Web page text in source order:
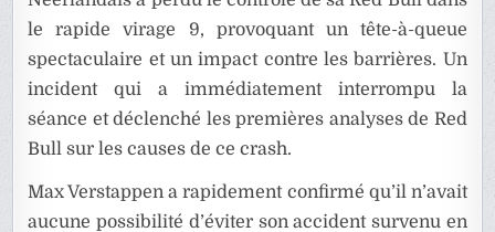
le rapide virage 9, provoquant un tête-à-queue
spectaculaire et un impact contre les barrières. Un
incident qui a immédiatement interrompu la
séance et déclenché les premières analyses de Red
Bull sur les causes de ce crash.
Max Verstappen a rapidement confirmé qu’il n’avait
aucune possibilité d’éviter son accident survenu en